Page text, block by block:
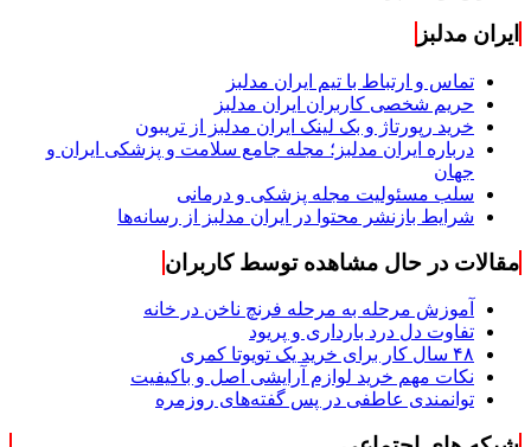
ایران مدلبز
تماس و ارتباط با تیم ایران مدلبز
حریم شخصی کاربران ایران مدلبز
خرید رپورتاژ و بک لینک ایران مدلبز از تریبون
درباره ایران مدلبز؛ مجله جامع سلامت و پزشکی ایران و
جهان
سلب مسئولیت مجله پزشکی و درمانی
شرایط بازنشر محتوا در ایران مدلبز از رسانه‌ها
مقالات در حال مشاهده توسط کاربران
آموزش مرحله به مرحله فرنچ ناخن در خانه
تفاوت دل درد بارداری و پریود
۴۸ سال کار برای خرید یک تویوتا کمری
نکات مهم خرید لوازم آرایشی اصل و باکیفیت
توانمندی عاطفی در پس گفته‌های روزمره